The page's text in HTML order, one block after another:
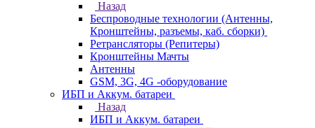
Назад
Беспроводные технологии (Антенны,
Кронштейны, разъемы, каб. сборки)
Ретрансляторы (Репитеры)
Кронштейны Мачты
Антенны
GSM, 3G, 4G -оборудование
ИБП и Аккум. батареи
Назад
ИБП и Аккум. батареи